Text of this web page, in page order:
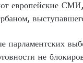
европейские СМИ,
парламентских
не